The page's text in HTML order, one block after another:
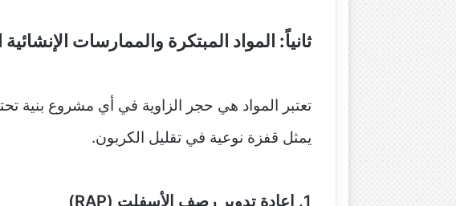
ثانياً: المواد المبتكرة والممارسات
تعتبر المواد هي حجر الزاوية في أي مشروع بنية
يمثل قفزة نوعية في تقليل الكربون.
1. إعادة تدوير رصف الأسفلت (RAP)